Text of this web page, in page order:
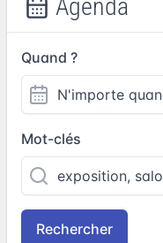
Agenda
Quand ?
Mot-clés
Rechercher